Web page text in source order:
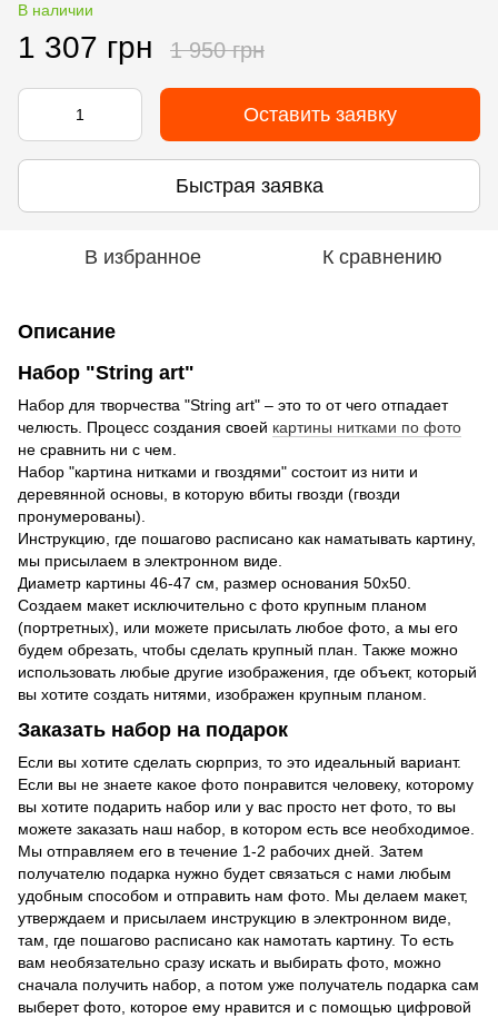
В наличии
1 307 грн 1 950 грн
Оставить заявку
Быстрая заявка
В избранное К сравнению
Описание
Набор "String art"
Набор для творчества "String art" – это то от чего отпадает
челюсть. Процесс создания своей картины нитками по фото
не сравнить ни с чем.
Набор "картина нитками и гвоздями" состоит из нити и
деревянной основы, в которую вбиты гвозди (гвозди
пронумерованы).
Инструкцию, где пошагово расписано как наматывать картину,
мы присылаем в электронном виде.
Диаметр картины 46-47 см, размер основания 50х50.
Создаем макет исключительно с фото крупным планом
(портретных), или можете присылать любое фото, а мы его
будем обрезать, чтобы сделать крупный план. Также можно
использовать любые другие изображения, где объект, который
вы хотите создать нитями, изображен крупным планом.
Заказать набор на подарок
Если вы хотите сделать сюрприз, то это идеальный вариант.
Если вы не знаете какое фото понравится человеку, которому
вы хотите подарить набор или у вас просто нет фото, то вы
можете заказать наш набор, в котором есть все необходимое.
Мы отправляем его в течение 1-2 рабочих дней. Затем
получателю подарка нужно будет связаться с нами любым
удобным способом и отправить нам фото. Мы делаем макет,
утверждаем и присылаем инструкцию в электронном виде,
там, где пошагово расписано как намотать картину. То есть
вам необязательно сразу искать и выбирать фото, можно
сначала получить набор, а потом уже получатель подарка сам
выберет фото, которое ему нравится и с помощью цифровой